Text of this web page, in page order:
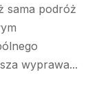
sama podróż
wyprawa...